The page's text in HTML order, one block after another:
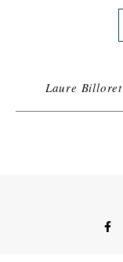
Laure Billoret